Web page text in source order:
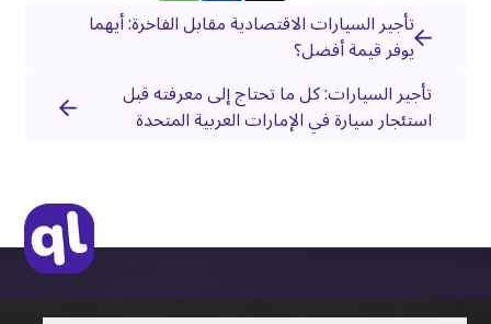
تأجير السيارات الاقتصادية مقابل الفاخرة: أيهما
يوفر قيمة أفضل؟
تأجير السيارات: كل ما تحتاج إلى معرفته قبل
استئجار سيارة في الإمارات العربية المتحدة